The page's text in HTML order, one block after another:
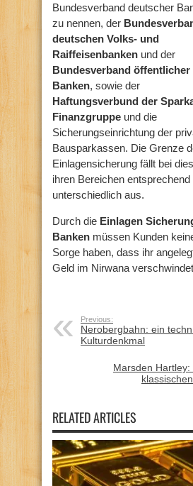
Bundesverband deutscher
zu nennen, der
deutschen Volks- und
Raiffeisenbanken und der
Bundesverband öffentlicher
Banken, sowie der
Haftungsverbund der
Finanzgruppe und die
Sicherungseinrichtung der
Bausparkassen. Die Grenze
Einlagensicherung fällt bei
ihren Bereichen entsprechend
unterschiedlich aus.
Durch die Einlagen
Banken müssen Kunden
Sorge haben, dass ihr
Geld im Nirwana
Previous:
Nerobergbahn: ein
Kulturdenkmal
Marsden
RELATED ARTICLES